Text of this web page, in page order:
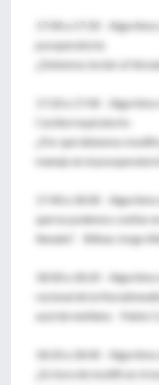
17:00 a 17:20 Algoritmo
posoperatoria:
¿Debemos incluir al
17:20 a 17:40 Algoritmo
Cardiorrespiratorio:
¿Por qué debemos
manejo en el
17:40 a 18:00 Algoritmo
qué no podemos confiar
llenado? Bilbao Jorge
18:00 a 18:20 Algoritmo
racional de la
azul de metileno Pablo
18:20 a 18:40 Algoritmo
¿Es hora de modificar el